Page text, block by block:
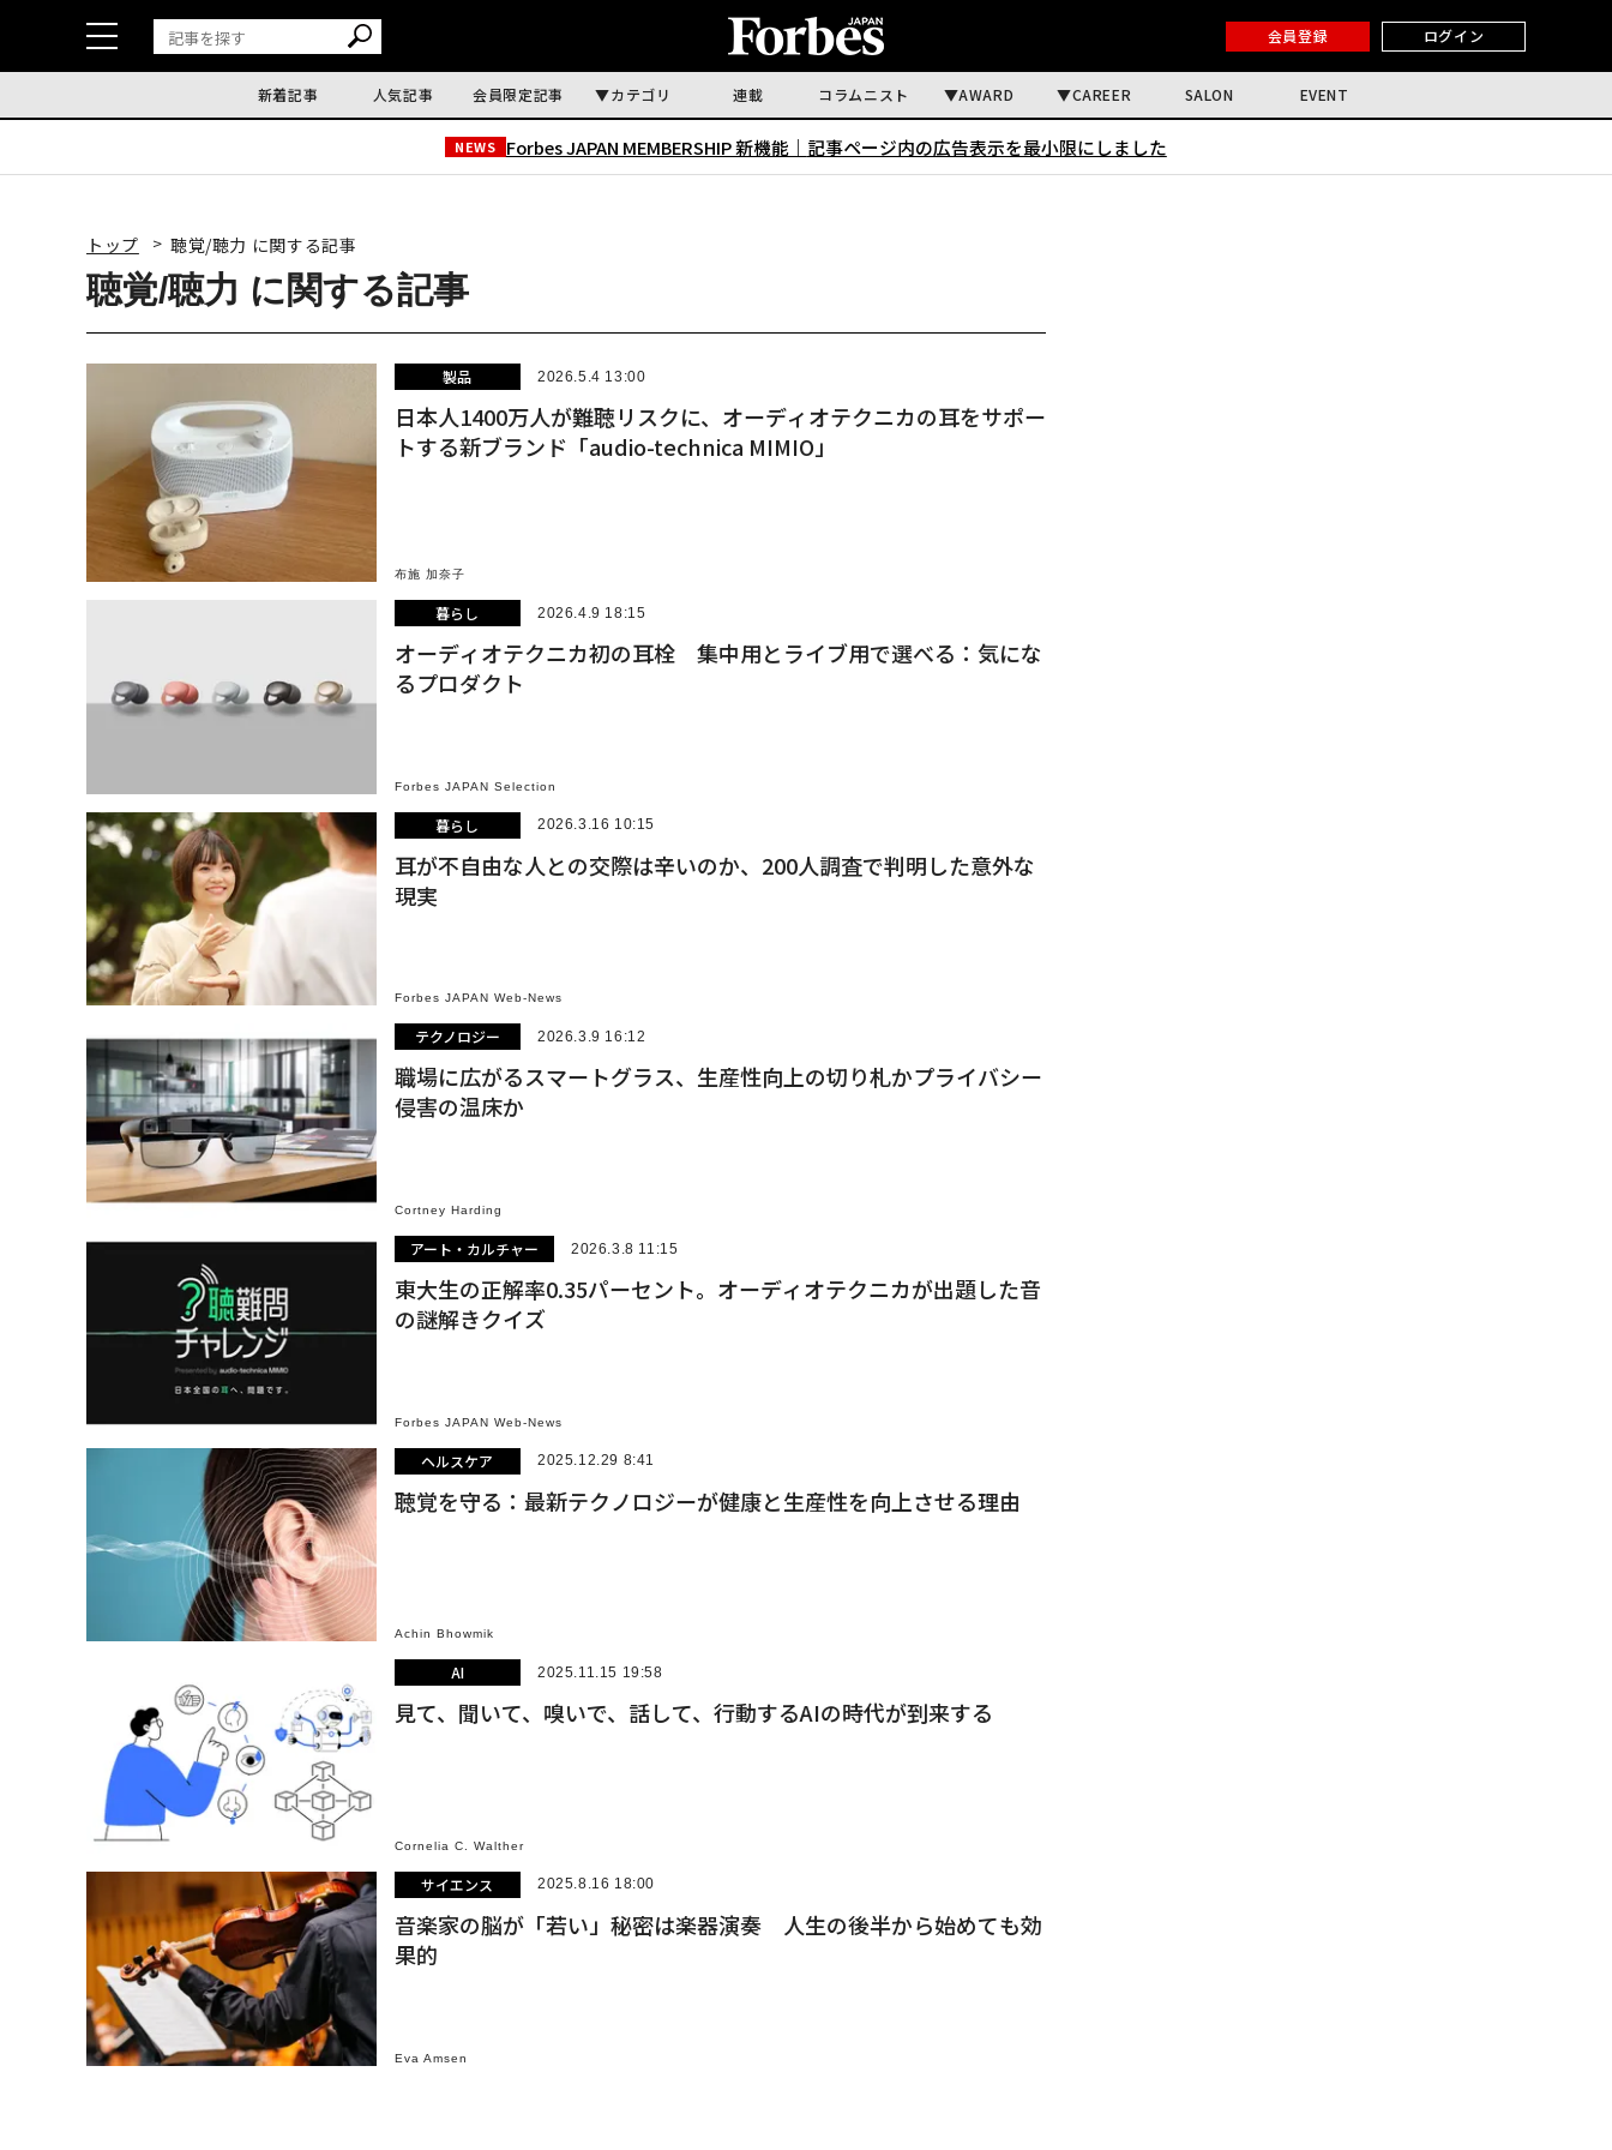
会員登録 ログイン
新着記事 人気記事 会員限定記事 カテゴリ 連載 コラムニスト AWARD CAREER SALON EVENT
NEWS Forbes JAPAN MEMBERSHIP 新機能｜ 記事ページ内の広告表示を最小限にしました
トップ 聴覚/聴力 に関する記事
聴覚/聴力 に関する記事
製品 2026.5.4 13:00
日本人1400万人が難聴リスクに、オーディオテクニカの耳をサポー
トする新ブランド「audio-technica MIMIO」
布施 加奈子
暮らし 2026.4.9 18:15
オーディオテクニカ初の耳栓 集中用とライブ用で選べる：気にな
るプロダクト
Forbes JAPAN Selection
暮らし 2026.3.16 10:15
耳が不自由な人との交際は辛いのか、200人調査で判明した意外な
現実
Forbes JAPAN Web-News
テクノロジー 2026.3.9 16:12
職場に広がるスマートグラス、生産性向上の切り札かプライバシー
侵害の温床か
Cortney Harding
アート・カルチャー 2026.3.8 11:15
東大生の正解率0.35パーセント。オーディオテクニカが出題した音
の謎解きクイズ
Forbes JAPAN Web-News
ヘルスケア 2025.12.29 8:41
聴覚を守る：最新テクノロジーが健康と生産性を向上させる理由
Achin Bhowmik
AI 2025.11.15 19:58
見て、聞いて、嗅いで、話して、行動するAIの時代が到来する
Cornelia C. Walther
サイエンス 2025.8.16 18:00
音楽家の脳が「若い」秘密は楽器演奏 人生の後半から始めても効
果的
Eva Amsen